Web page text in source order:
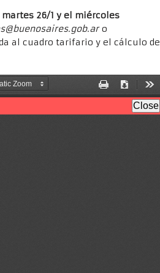
26/1 y el miércoles
o
al cuadro tarifario y el cálculo de